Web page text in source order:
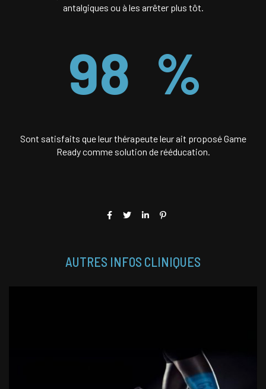
antalgiques ou à les arrêter plus tôt.
98 %
Sont satisfaits que leur thérapeute leur ait proposé Game
Ready comme solution de rééducation.
AUTRES INFOS CLINIQUES